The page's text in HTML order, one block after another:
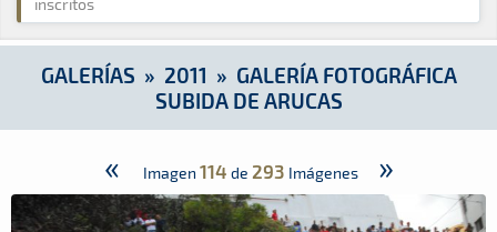
GALERÍAS
TIENDA
inscritos
GALERÍAS » 2011 » GALERÍA FOTOGRÁFICA
SUBIDA DE ARUCAS
« Imagen 114 de 293 Imágenes »